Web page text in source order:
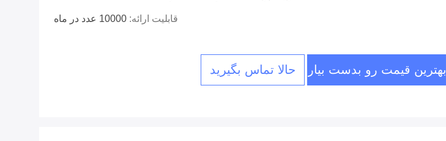
قابلیت ارائه: 10000 عدد در ماه
بهترین قیمت رو بدست بیار حالا تماس بگیرید